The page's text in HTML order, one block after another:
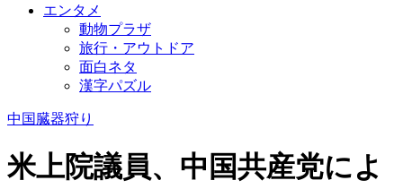
エンタメ
動物プラザ
旅行・アウトドア
面白ネタ
漢字パズル
中国臓器狩り
米上院議員、中国共産党によ